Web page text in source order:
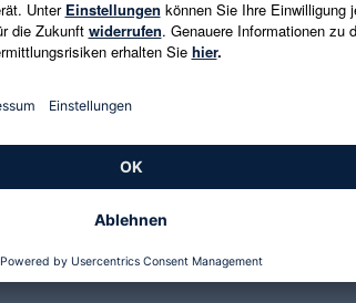
Rechtliches